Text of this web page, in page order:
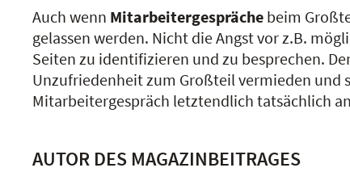
Auch wenn Mitarbeitergespräche beim
gelassen werden. Nicht die Angst vor z.B.
Seiten zu identifizieren und zu besprechen.
Unzufriedenheit zum Großteil vermieden und
Mitarbeitergespräch letztendlich tatsächlich
AUTOR DES MAGAZINBEITRAGES